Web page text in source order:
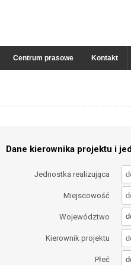
Centrum prasowe Kontakt
Dane kierownika projektu i
Jednostka realizująca
Miejscowość
Województwo
Kierownik projektu
Płeć